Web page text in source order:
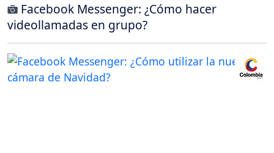
Facebook Messenger: ¿Cómo hacer
videollamadas en grupo?